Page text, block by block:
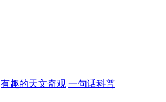
有趣的天文奇观 一句话科普